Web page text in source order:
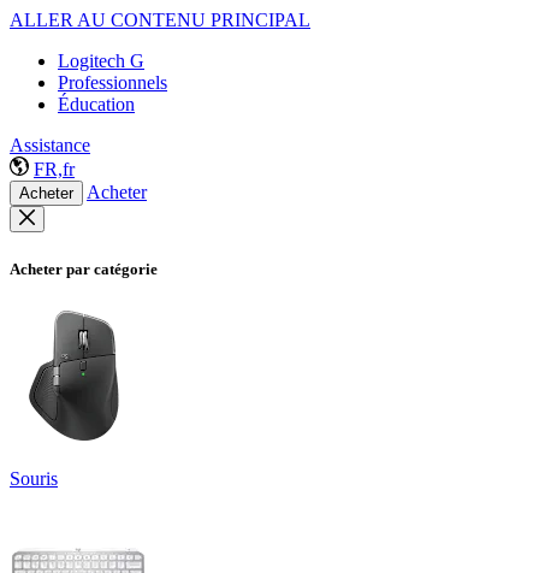
ALLER AU CONTENU PRINCIPAL
Logitech G
Professionnels
Éducation
Assistance
FR,fr
Acheter Acheter
Acheter par catégorie
Souris